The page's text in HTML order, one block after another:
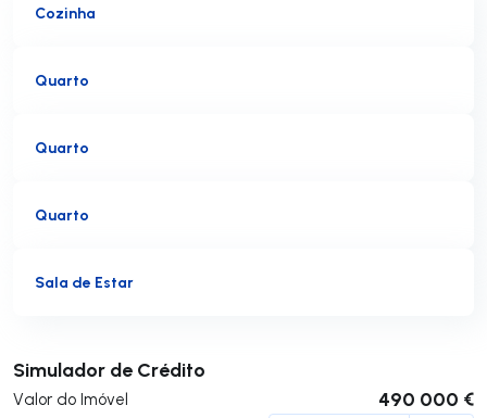
Cozinha
Quarto
Quarto
Quarto
Sala de Estar
Simulador de Crédito
Valor do Imóvel 490 000 €
Submeter